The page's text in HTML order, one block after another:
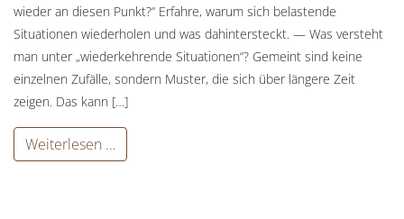
wieder an diesen Punkt?“ Erfahre, warum sich belastende
Situationen wiederholen und was dahintersteckt. — Was versteht
man unter „wiederkehrende Situationen“? Gemeint sind keine
einzelnen Zufälle, sondern Muster, die sich über längere Zeit
zeigen. Das kann […]
Weiterlesen …